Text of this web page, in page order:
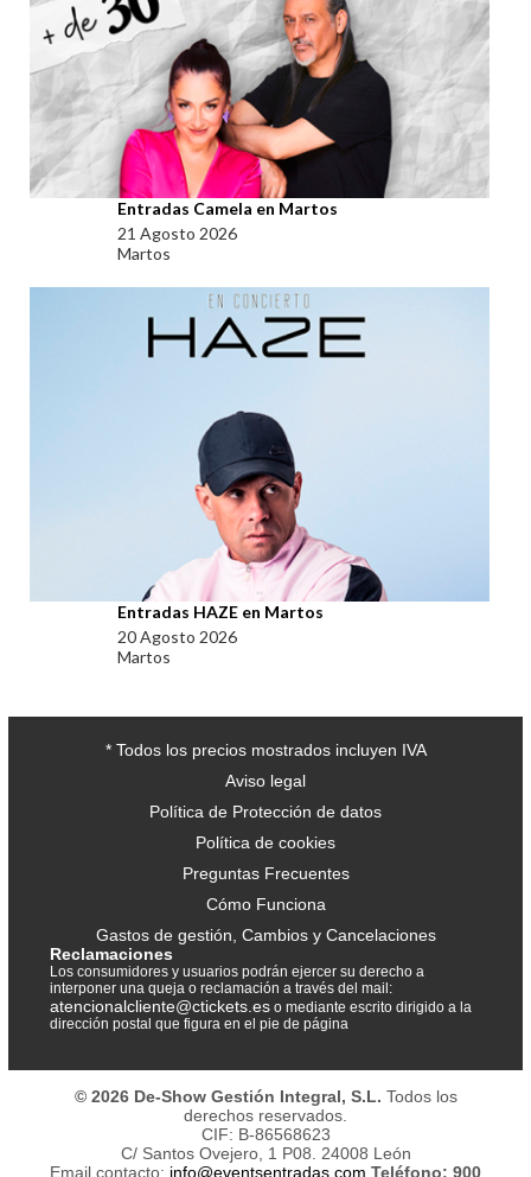
Entradas Camela en Martos
21 Agosto 2026
Martos
Entradas HAZE en Martos
20 Agosto 2026
Martos
* Todos los precios mostrados incluyen IVA
Aviso legal
Política de Protección de datos
Política de cookies
Preguntas Frecuentes
Cómo Funciona
Gastos de gestión, Cambios y Cancelaciones
Reclamaciones
Los consumidores y usuarios podrán ejercer su derecho a
interponer una queja o reclamación a través del mail:
atencionalcliente@ctickets.es o mediante escrito dirigido a la
dirección postal que figura en el pie de página
© 2026 De-Show Gestión Integral, S.L. Todos los
derechos reservados.
CIF: B-86568623
C/ Santos Ovejero, 1 P08. 24008 León
Email contacto: info@eventsentradas.com Teléfono: 900